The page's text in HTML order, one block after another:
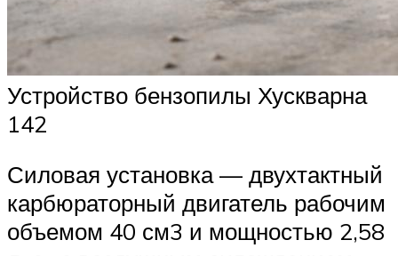
Устройство бензопилы Хускварна
142
Силовая установка — двухтактный
карбюраторный двигатель рабочим
объемом 40 см3 и мощностью 2,58